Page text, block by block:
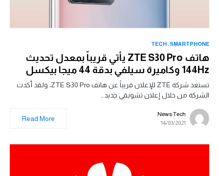
SMARTPHONE
TECH
هاتف ZTE S30 Pro يأتي قريباً بمعدل تحديث
144Hz وكاميرة سيلفي بدقة 44 ميجا بيكسل
تستعد شركة ZTE للإعلان قريباً عن هاتف ZTE S30 Pro، ولقد أكدت
الشركة من خلال إعلان تشويقي جديد…
News Tech
14/03/2021
Read More